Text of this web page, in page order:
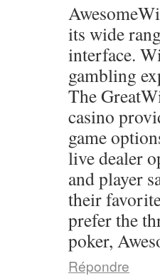
its wide
interface.
gambling
The
casino
game
live dealer
and player
their
prefer the
poker,
Répondre